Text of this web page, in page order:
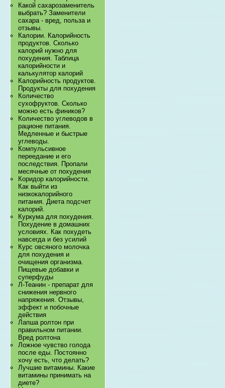
Какой сахарозаменитель
выбрать? Заменители
сахара - вред, польза и
отзывы.
Калории. Калорийность
продуктов. Сколько
калорий нужно для
похудения. Таблица
калорийности и
калькулятор калорий
Калорийность продуктов.
Продукты для похудения
Количество
сухофруктов. Сколько
можно есть фиников?
Количество углеводов в
рационе питания.
Медленные и быстрые
углеводы.
Компульсивное
переедание и его
последствия. Пропали
месячные от похудения
Коридор калорийности.
Как выйти из
низкокалорийного
питания. Диета подсчет
калорий.
Куркума для похудения.
Похудение в домашних
условиях. Как похудеть
навсегда и без усилий
Курс овсяного молочка
для похудения и
очищения организма.
Пищевые добавки и
суперфуды
Л-Теанин - препарат для
снижения нервного
напряжения. Отзывы,
эффект и побочные
действия
Лапша ролтон при
правильном питании.
Вред ролтона
Ложное чувство голода
после еды. Постоянно
хочу есть, что делать?
Лучшие витамины. Какие
витамины принимать на
диете?